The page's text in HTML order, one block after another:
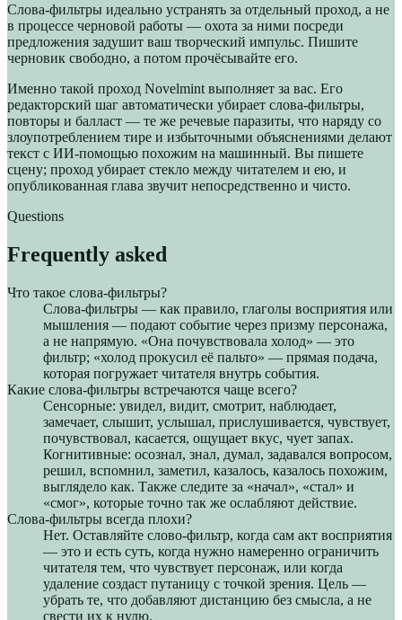
Слова-фильтры идеально устранять за отдельный проход, а не
в процессе черновой работы — охота за ними посреди
предложения задушит ваш творческий импульс. Пишите
черновик свободно, а потом прочёсывайте его.
Именно такой проход Novelmint выполняет за вас. Его
редакторский шаг автоматически убирает слова-фильтры,
повторы и балласт — те же речевые паразиты, что наряду со
злоупотреблением тире и избыточными объяснениями делают
текст с ИИ-помощью похожим на машинный. Вы пишете
сцену; проход убирает стекло между читателем и ею, и
опубликованная глава звучит непосредственно и чисто.
Questions
Frequently asked
Что такое слова-фильтры?
Слова-фильтры — как правило, глаголы восприятия или
мышления — подают событие через призму персонажа,
а не напрямую. «Она почувствовала холод» — это
фильтр; «холод прокусил её пальто» — прямая подача,
которая погружает читателя внутрь события.
Какие слова-фильтры встречаются чаще всего?
Сенсорные: увидел, видит, смотрит, наблюдает,
замечает, слышит, услышал, прислушивается, чувствует,
почувствовал, касается, ощущает вкус, чует запах.
Когнитивные: осознал, знал, думал, задавался вопросом,
решил, вспомнил, заметил, казалось, казалось похожим,
выглядело как. Также следите за «начал», «стал» и
«смог», которые точно так же ослабляют действие.
Слова-фильтры всегда плохи?
Нет. Оставляйте слово-фильтр, когда сам акт восприятия
— это и есть суть, когда нужно намеренно ограничить
читателя тем, что чувствует персонаж, или когда
удаление создаст путаницу с точкой зрения. Цель —
убрать те, что добавляют дистанцию без смысла, а не
свести их к нулю.